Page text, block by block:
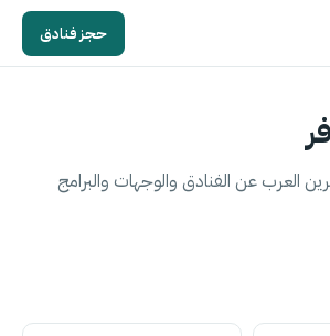
حجز فنادق
العرب عن الفنادق والوجهات والبرامج